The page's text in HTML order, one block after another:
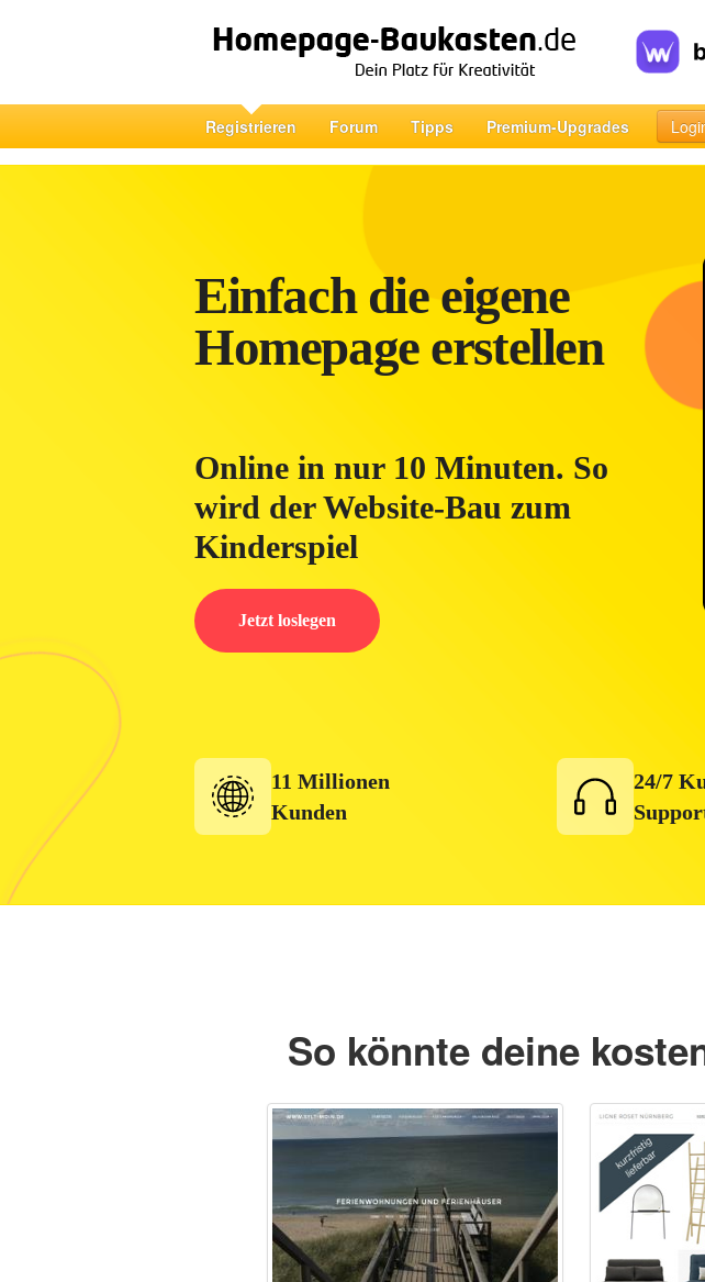
Registrieren Forum Tipps Premium-Upgrades
So könnte deine